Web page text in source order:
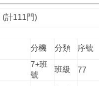
(計111門)
分機 分類 序號
7+班
號
班級 77